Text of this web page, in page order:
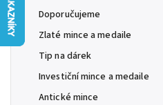
Doporučujeme
Zlaté mince a medaile
Tip na dárek
Investiční mince a medaile
Antické mince